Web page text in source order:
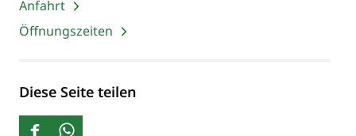
Anfahrt
Öffnungszeiten
Diese Seite teilen